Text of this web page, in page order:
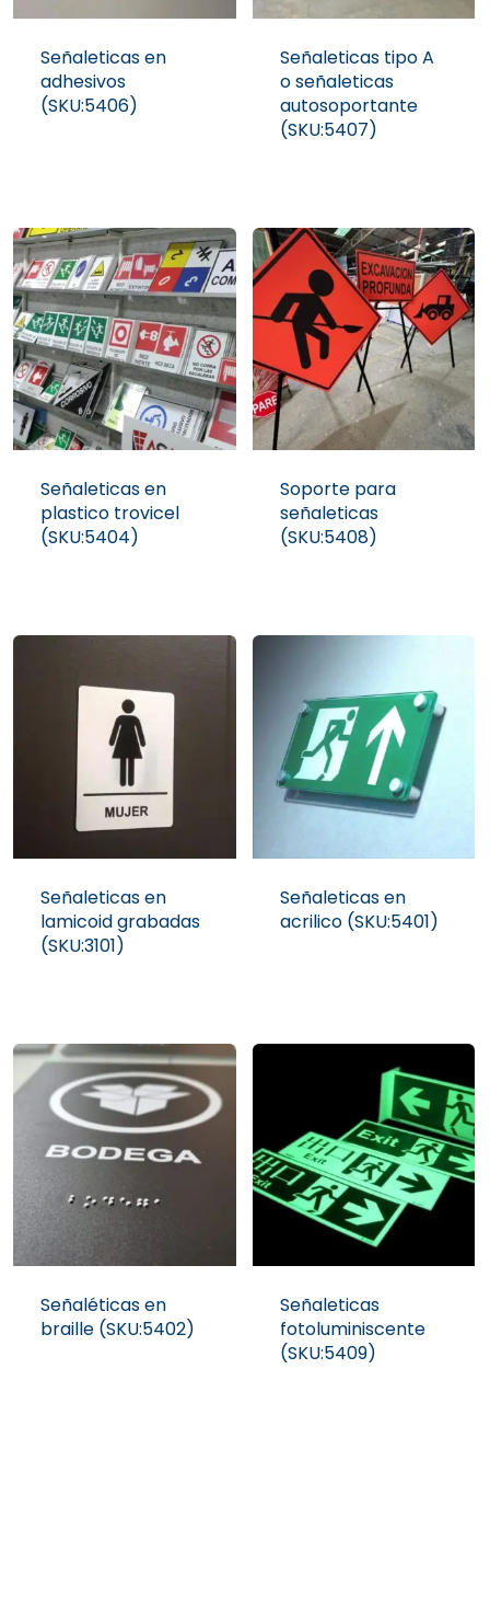
Señaleticas en
adhesivos
(SKU:5406)
Señaleticas tipo A
o señaleticas
autosoportante
(SKU:5407)
Señaleticas en
plastico trovicel
(SKU:5404)
Soporte para
señaleticas
(SKU:5408)
Señaleticas en
lamicoid grabadas
(SKU:3101)
Señaleticas en
acrilico (SKU:5401)
Señaléticas en
braille (SKU:5402)
Señaleticas
fotoluminiscente
(SKU:5409)